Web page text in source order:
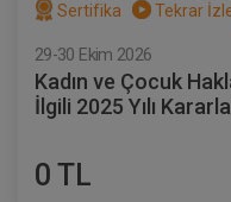
Sertifika Tekrar
29-30 Ekim 2026
Kadın ve Çocuk
İlgili 2025 Yılı
0 TL